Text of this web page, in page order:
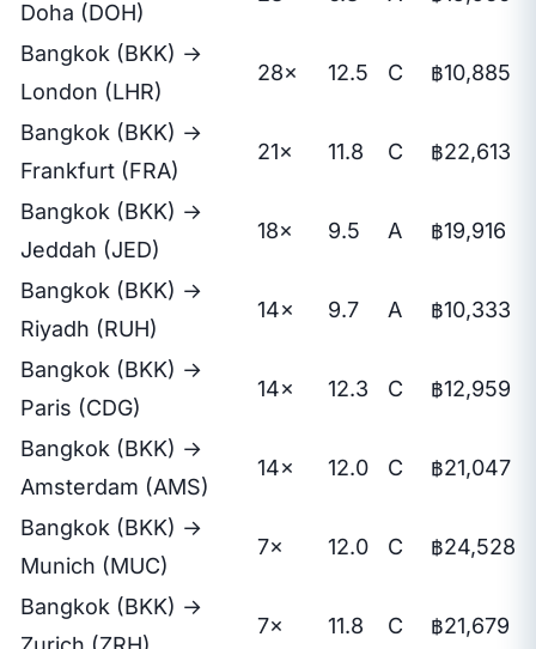
Doha (DOH)
Bangkok (BKK) →
London (LHR)
28× 12.5 C ฿10,885
Bangkok (BKK) →
Frankfurt (FRA)
21× 11.8 C ฿22,613
Bangkok (BKK) →
Jeddah (JED)
18× 9.5 A ฿19,916
Bangkok (BKK) →
Riyadh (RUH)
14× 9.7 A ฿10,333
Bangkok (BKK) →
Paris (CDG)
14× 12.3 C ฿12,959
Bangkok (BKK) →
Amsterdam (AMS)
14× 12.0 C ฿21,047
Bangkok (BKK) →
Munich (MUC)
7× 12.0 C ฿24,528
Bangkok (BKK) →
7× 11.8 C ฿21,679